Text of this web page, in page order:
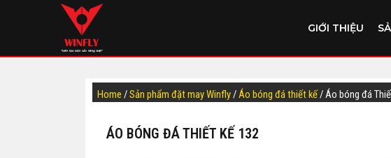
GIỚI THIỆU
Home /Sản phẩm đặt may Winfly/Áo bóng đá thiết kế/ Áo bóng đá
ÁO BÓNG ĐÁ THIẾT KẾ 132